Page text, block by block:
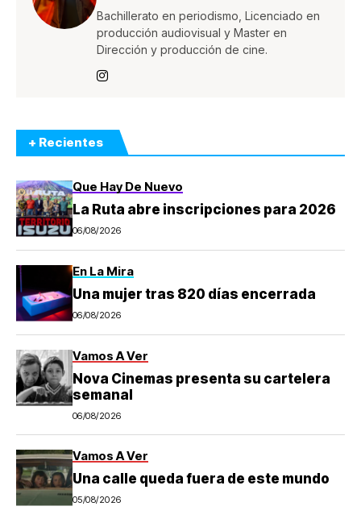
Bachillerato en periodismo, Licenciado en
producción audiovisual y Master en
Dirección y producción de cine.
+ Recientes
Que Hay De Nuevo
La Ruta abre inscripciones para 2026
06/08/2026
En La Mira
Una mujer tras 820 días encerrada
06/08/2026
Vamos A Ver
Nova Cinemas presenta su cartelera
semanal
06/08/2026
Vamos A Ver
Una calle queda fuera de este mundo
05/08/2026